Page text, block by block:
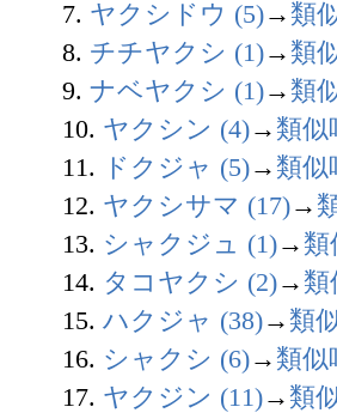
7. ヤクシドウ (5)→ 類
8. チチヤクシ (1)→ 類
9. ナベヤクシ (1)→ 類
10. ヤクシン (4)→ 類似
11.
ドクジャ (5)→ 類似
12. ヤクシサマ (17)→
13. シャクジュ (1)→ 類
14. タコヤクシ (2)→ 類
15. ハクジャ (38)→ 類
16. シャクシ (6)→ 類似
17. ヤクジン (11)→ 類